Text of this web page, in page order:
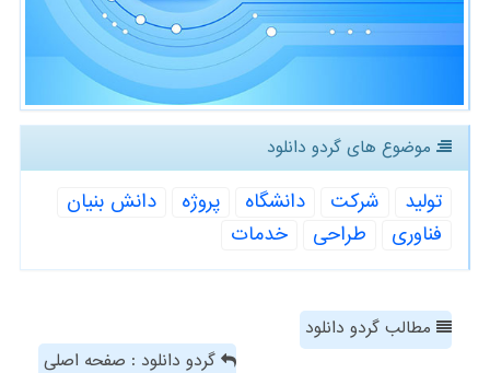
موضوع های گردو دانلود
تولید شركت دانشگاه پروژه
دانش بنیان
فناوری
طراحی خدمات
مطالب گردو دانلود
گردو دانلود : صفحه اصلی